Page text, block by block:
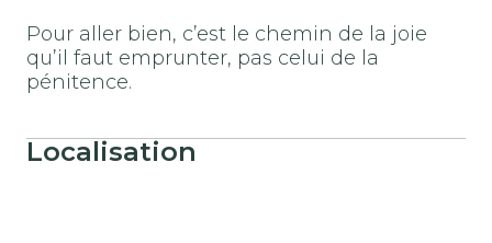
Pour aller bien, c’est le chemin de la joie
qu’il faut emprunter, pas celui de la
pénitence.
Localisation